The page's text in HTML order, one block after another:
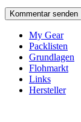
My Gear
Packlisten
Grundlagen
Flohmarkt
Links
Hersteller